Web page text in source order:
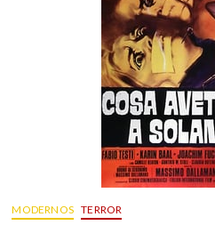
MODERNOS TERROR